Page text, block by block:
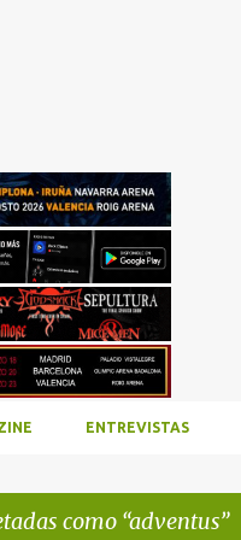
ENTREVISTAS
como adventus